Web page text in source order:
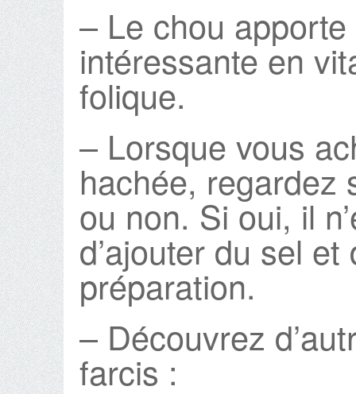
– Le chou
intéressante en
folique.
– Lorsque vous
hachée, regardez
ou non. Si oui, il
d’ajouter du sel
préparation.
– Découvrez
farcis :